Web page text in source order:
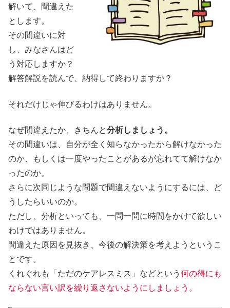
解いて、間違えた
とします。
その間違いに対
し、みなさんはど
う対応しますか？
解答解説を読んで、納得して終わりますか？
それだけじゃ伸びるわけはありません。
なぜ間違えたか、きちんと分析しましょう。
その間違いは、自分が全く知らなかったから解けなかった
のか、もしくは一度やったことがあるが忘れてて解けなか
ったのか。
さらに次同じような問題で間違えないようにするには、ど
うしたらいいのか。
ただし、分析といっても、一問一問に時間をかけて欲しい
わけではありません。
間違えた原因を見抜き、今後の解決策を考えようというこ
とです。
くれぐれも「ただのケアレスミス」などという 何の得にも
ならない言い訳を繰り返さないようにしましょう。